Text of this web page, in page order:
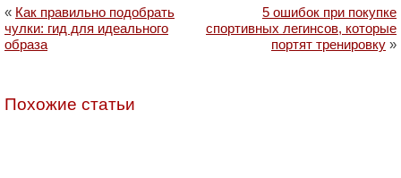
« Как правильно подобрать
чулки: гид для идеального
образа
5 ошибок при покупке
спортивных легинсов, которые
портят тренировку »
Похожие статьи